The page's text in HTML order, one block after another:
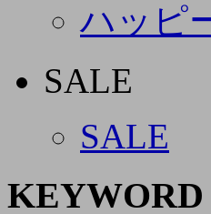
ハッピ
SALE
SALE
KEYWORD